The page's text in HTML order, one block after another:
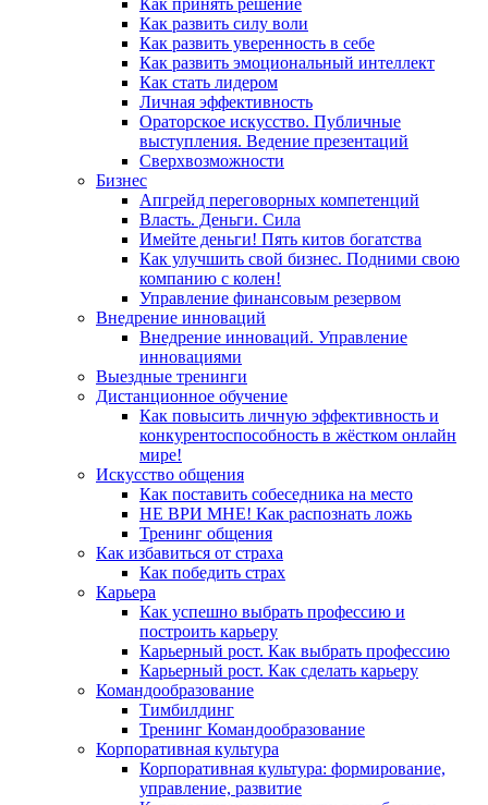
Как принять решение
Как развить силу воли
Как развить уверенность в себе
Как развить эмоциональный интеллект
Как стать лидером
Личная эффективность
Ораторское искусство. Публичные
выступления. Ведение презентаций
Сверхвозможности
Бизнес
Апгрейд переговорных компетенций
Власть. Деньги. Сила
Имейте деньги! Пять китов богатства
Как улучшить свой бизнес. Подними свою
компанию с колен!
Управление финансовым резервом
Внедрение инноваций
Внедрение инноваций. Управление
инновациями
Выездные тренинги
Дистанционное обучение
Как повысить личную эффективность и
конкурентоспособность в жёстком онлайн
мире!
Искусство общения
Как поставить собеседника на место
НЕ ВРИ МНЕ! Как распознать ложь
Тренинг общения
Как избавиться от страха
Как победить страх
Карьера
Как успешно выбрать профессию и
построить карьеру
Карьерный рост. Как выбрать профессию
Карьерный рост. Как сделать карьеру
Командообразование
Тимбилдинг
Тренинг Командообразование
Корпоративная культура
Корпоративная культура: формирование,
управление, развитие